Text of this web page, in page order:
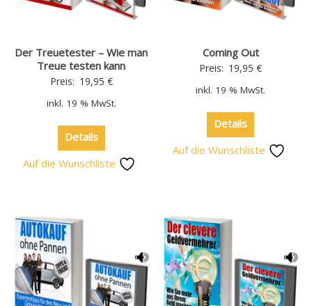
Der Treuetester – Wie man
Treue testen kann
Preis: 19,95 €
inkl. 19 % MwSt.
Details
Auf die Wunschliste
Coming Out
Preis: 19,95€
inkl. 19 % MwSt.
Details
Auf die Wunschliste